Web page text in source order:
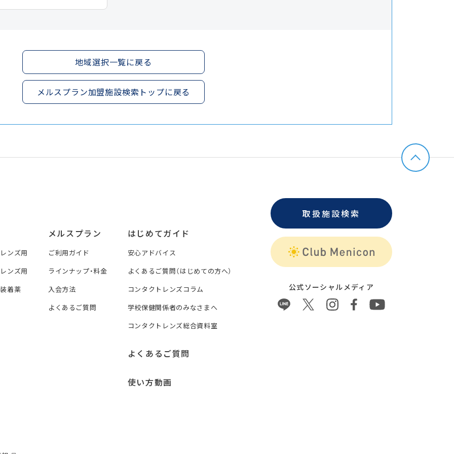
地域選択一覧に戻る
メルスプラン加盟施設検索トップに戻る
ンズ用
ンズ用
着薬
メルスプラン
ご利用ガイド
ラインナップ・料金
入会方法
よくあるご質問
はじめてガイド
安心アドバイス
よくあるご質問（はじめての方へ）
コンタクトレンズコラム
学校保健関係者のみなさまへ
コンタクトレンズ総合資料室
よくあるご質問
使い方動画
取扱施設検索
公式ソーシャルメディア